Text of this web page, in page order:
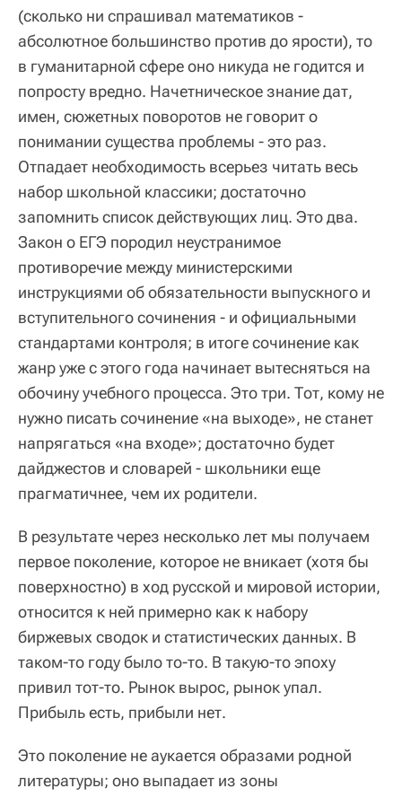
(сколько ни спрашивал математиков -
абсолютное большинство против до ярости), то
в гуманитарной сфере оно никуда не годится и
попросту вредно. Начетническое знание дат,
имен, сюжетных поворотов не говорит о
понимании существа проблемы - это раз.
Отпадает необходимость всерьез читать весь
набор школьной классики; достаточно
запомнить список действующих лиц. Это два.
Закон о ЕГЭ породил неустранимое
противоречие между министерскими
инструкциями об обязательности выпускного и
вступительного сочинения - и официальными
стандартами контроля; в итоге сочинение как
жанр уже с этого года начинает вытесняться на
обочину учебного процесса. Это три. Тот, кому не
нужно писать сочинение «на выходе», не станет
напрягаться «на входе»; достаточно будет
дайджестов и словарей - школьники еще
прагматичнее, чем их родители.
В результате через несколько лет мы получаем
первое поколение, которое не вникает (хотя бы
поверхностно) в ход русской и мировой истории,
относится к ней примерно как к набору
биржевых сводок и статистических данных. В
таком-то году было то-то. В такую-то эпоху
привил тот-то. Рынок вырос, рынок упал.
Прибыль есть, прибыли нет.
Это поколение не аукается образами родной
литературы; оно выпадает из зоны